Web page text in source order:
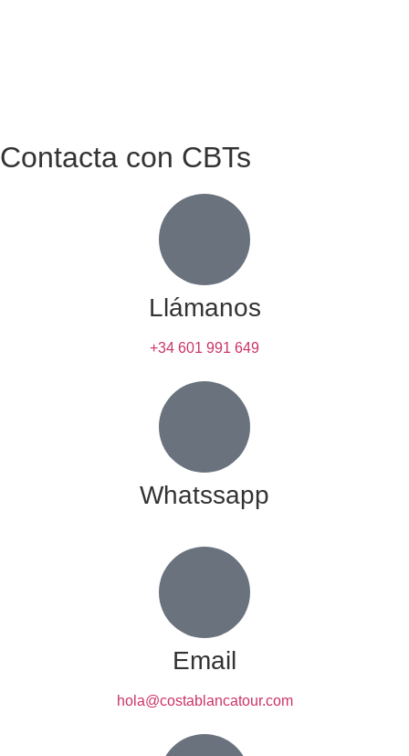
Contacta con CBTs
Llámanos
+34 601 991 649
Whatssapp
Email
hola@costablancatour.com